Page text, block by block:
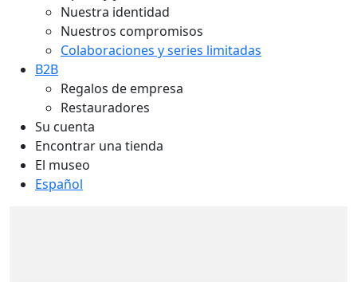
Nuestra identidad
Nuestros compromisos
Colaboraciones y series limitadas
B2B
Regalos de empresa
Restauradores
Su cuenta
Encontrar una tienda
El museo
Español